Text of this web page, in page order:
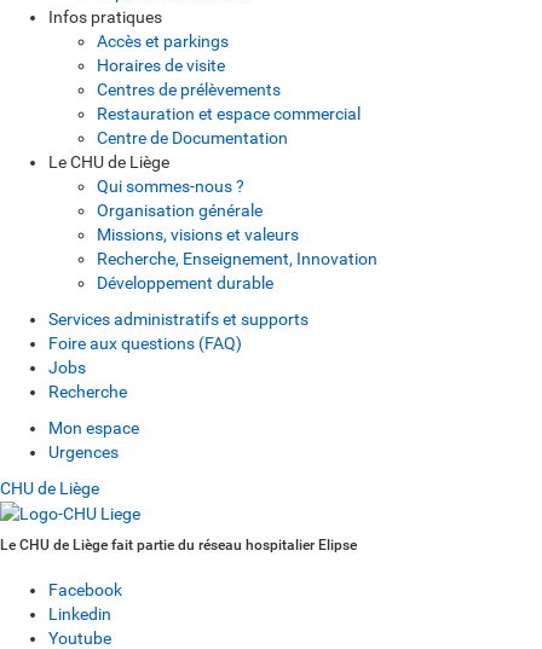
Infos pratiques
Accès et parkings
Horaires de visite
Centres de prélèvements
Restauration et espace commercial
Centre de Documentation
Le CHU de Liège
Qui sommes-nous ?
Organisation générale
Missions, visions et valeurs
Recherche, Enseignement, Innovation
Développement durable
Services administratifs et supports
Foire aux questions (FAQ)
Jobs
Recherche
Mon espace
Urgences
CHU de Liège
Le CHU de Liège fait partie du réseau hospitalier Elipse
Facebook
Linkedin
Youtube